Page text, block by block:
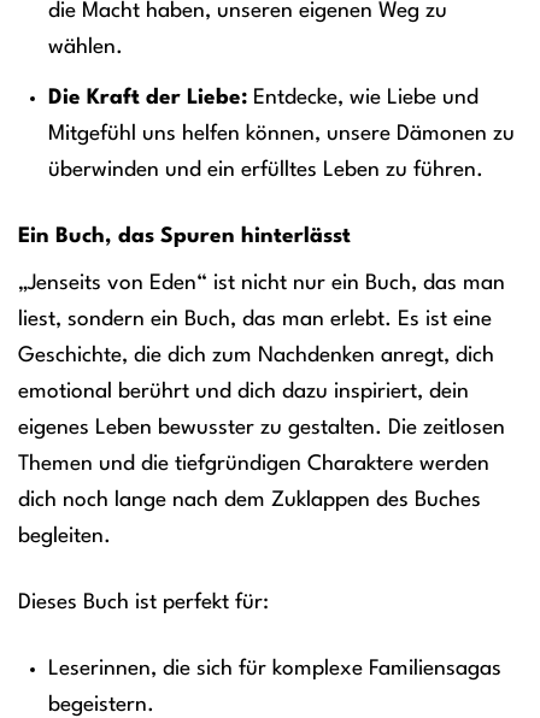
die Macht haben, unseren eigenen Weg zu
wählen.
Die Kraft der Liebe:Entdecke, wie Liebe und
Mitgefühl uns helfen können, unsere Dämonen zu
überwinden und ein erfülltes Leben zu führen.
Ein Buch, das Spuren hinterlässt
„Jenseits von Eden“ ist nicht nur ein Buch, das man
liest, sondern ein Buch, das man erlebt. Es ist eine
Geschichte, die dich zum Nachdenken anregt, dich
emotional berührt und dich dazu inspiriert, dein
eigenes Leben bewusster zu gestalten. Die zeitlosen
Themen und die tiefgründigen Charaktere werden
dich noch lange nach dem Zuklappen des Buches
begleiten.
Dieses Buch ist perfekt für:
Leserinnen, die sich für komplexe Familiensagas
begeistern.